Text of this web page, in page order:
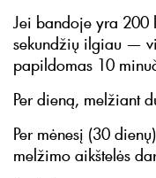
Jei bandoje yra 200
sekundžių ilgiau —
papildomas 10
Per dieną, melžiant
Per mėnesį (30
melžimo aikštelės